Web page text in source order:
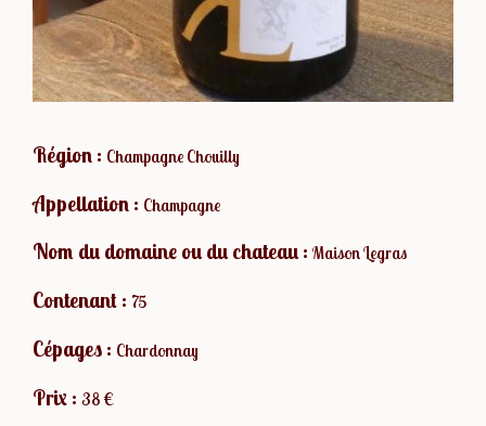
Région : Champagne Chouilly
Appellation : Champagne
Nom du domaine ou du chateau : Maison Legras
Contenant : 75
Cépages : Chardonnay
Prix : 38 €